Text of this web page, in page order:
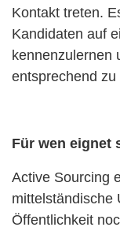
Kontakt treten.
Kandidaten auf
kennenzulernen
entsprechend
Für wen eignet
Active Sourcing
mittelständische
Öffentlichkeit